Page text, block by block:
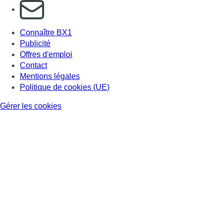
S'abonner à notre newsletter
Connaître BX1
Publicité
Offres d'emploi
Contact
Mentions légales
Politique de cookies (UE)
Gérer les cookies